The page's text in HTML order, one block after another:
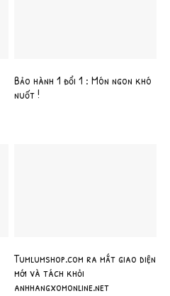
Bảo hành 1 đổi 1 : Món ngon khó
nuốt !
Tumlumshop.com ra mắt giao diện
mới và tách khỏi
anhhangxomonline.net